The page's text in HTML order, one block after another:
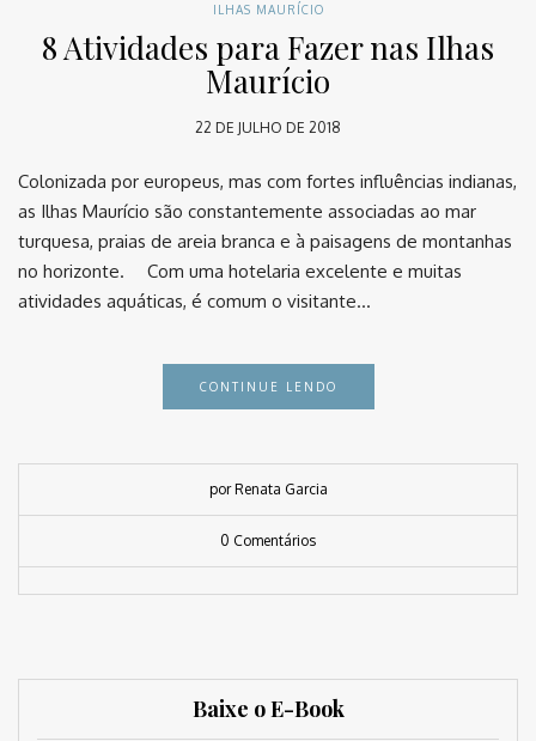
ILHAS MAURÍCIO
8 Atividades para Fazer nas Ilhas
Maurício
22 DE JULHO DE 2018
Colonizada por europeus, mas com fortes influências indianas,
as Ilhas Maurício são constantemente associadas ao mar
turquesa, praias de areia branca e à paisagens de montanhas
no horizonte. ⠀ Com uma hotelaria excelente e muitas
atividades aquáticas, é comum o visitante…
CONTINUE LENDO
por Renata Garcia
0 Comentários
Baixe o E-Book